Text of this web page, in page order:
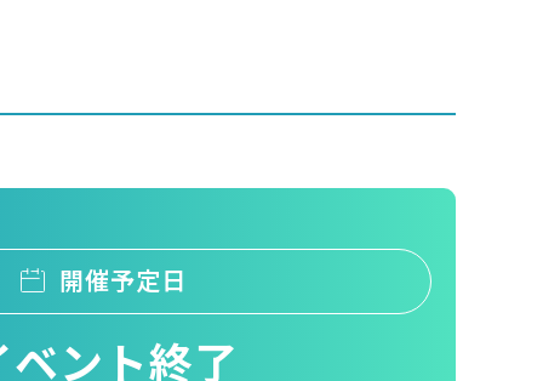
開催予定日
ベント終了